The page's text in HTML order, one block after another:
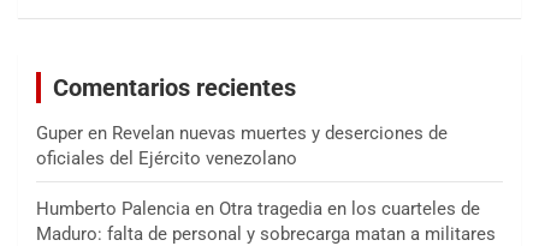
Comentarios recientes
Guper en Revelan nuevas muertes y deserciones de
oficiales del Ejército venezolano
Humberto Palencia en Otra tragedia en los cuarteles de
Maduro: falta de personal y sobrecarga matan a militares